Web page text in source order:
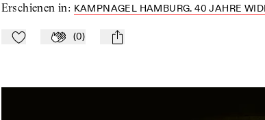
Erschienen in: KAMPNAGEL HAMBURG. 40 JAHRE
Zu Mein-TdZ hinzufügen
Applaudieren
(0) mail